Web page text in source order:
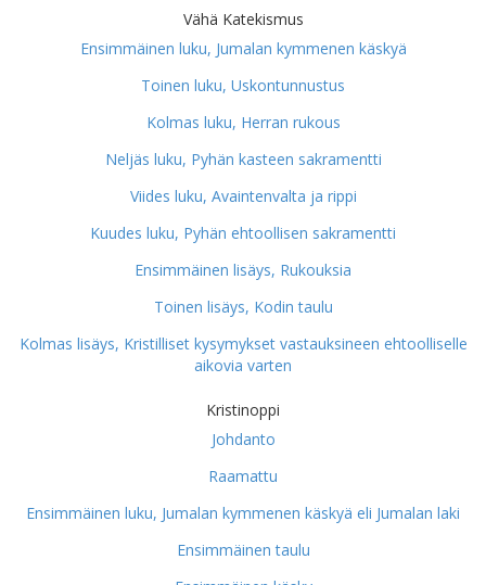
Vähä Katekismus
Ensimmäinen luku, Jumalan kymmenen käskyä
Toinen luku, Uskontunnustus
Kolmas luku, Herran rukous
Neljäs luku, Pyhän kasteen sakramentti
Viides luku, Avaintenvalta ja rippi
Kuudes luku, Pyhän ehtoollisen sakramentti
Ensimmäinen lisäys, Rukouksia
Toinen lisäys, Kodin taulu
Kolmas lisäys, Kristilliset kysymykset vastauksineen ehtoolliselle
aikovia varten
Kristinoppi
Johdanto
Raamattu
Ensimmäinen luku, Jumalan kymmenen käskyä eli Jumalan laki
Ensimmäinen taulu